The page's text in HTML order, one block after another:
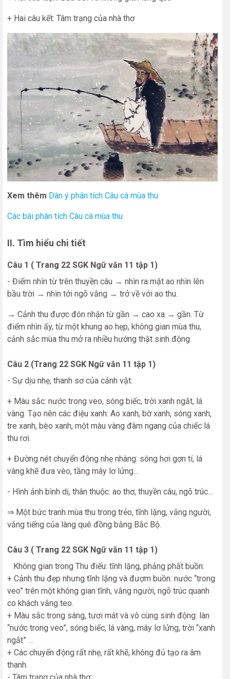
+ Hai câu kết: Tâm trạng của nhà thơ
Xem thêm Dàn ý phân tích Câu cá mùa thu
Các bài phân tích Câu cá mùa thu
II. Tìm hiểu chi tiết
Câu 1 ( Trang 22 SGK Ngữ văn 11 tập 1)
- Điểm nhìn từ trên thuyền câu → nhìn ra mặt ao nhìn lên
bầu trời → nhìn tới ngõ vắng → trở về với ao thu.
→ Cảnh thu được đón nhận từ gần → cao xa → gần. Từ
điểm nhìn ấy, từ một khung ao hẹp, không gian mùa thu,
cảnh sắc mùa thu mở ra nhiều hướng thật sinh động.
Câu 2 (Trang 22 SGK Ngữ văn 11 tập 1)
- Sự dịu nhẹ, thanh sơ của cảnh vật:
+ Màu sắc: nước trong veo, sóng biếc, trời xanh ngắt, lá
vàng. Tạo nên các điệu xanh: Ao xanh, bờ xanh, sóng xanh,
tre xanh, bèo xanh, một màu vàng đâm ngang của chiếc lá
thu rơi.
+ Đường nét chuyển động nhẹ nhàng: sóng hơi gợn tí, lá
vàng khẽ đưa vèo, tầng mây lơ lửng...
- Hình ảnh bình dị, thân thuộc: ao thơ, thuyền câu, ngõ trúc…
⇒ Một bức tranh mùa thu trong trẻo, tĩnh lặng, vắng người,
vắng tiếng của làng quê đồng bằng Bắc Bộ.
Câu 3 ( Trang 22 SGK Ngữ văn 11 tập 1)
Không gian trong Thu điếu: tĩnh lặng, phảng phất buồn:
+ Cảnh thu đẹp nhưng tĩnh lặng và đượm buồn: nước “trong
veo” trên một không gian tĩnh, vắng người, ngõ trúc quanh
co khách vắng teo.
+ Màu sắc trong sáng, tươi mát và vô cùng sinh động: làn
“nước trong veo”, sóng biếc, lá vàng, mây lơ lửng, trời “xanh
ngắt” …
+ Các chuyển động rất nhẹ, rất khẽ, không đủ tạo ra âm
thanh.